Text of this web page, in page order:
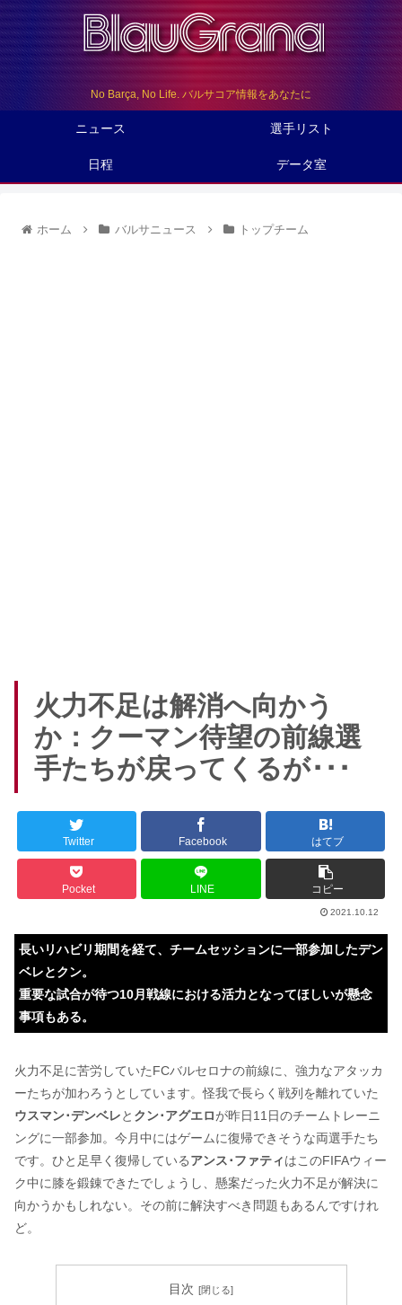
No Barça, No Life. バルサコア情報をあなたに
ニュース 選手リスト
日程 データ室
ホーム バルサニュース トップチーム
火力不足は解消へ向かう
か：クーマン待望の前線選
手たちが戻ってくるが･･･
Twitter Facebook はてブ
Pocket LINE コピー
2021.10.12
長いリハビリ期間を経て、チームセッションに一部参加したデン
ベレとクン。
重要な試合が待つ10月戦線における活力となってほしいが懸念
事項もある。
火力不足に苦労していたFCバルセロナの前線に、強力なアタッカ
ーたちが加わろうとしています。怪我で長らく戦列を離れていた
ウスマン･デンベレと クン･アグエロが昨日11日のチームトレーニ
ングに一部参加。今月中にはゲームに復帰できそうな両選手たち
です。ひと足早く復帰しているアンス･ファティはこのFIFAウィー
ク中に膝を鍛錬できたでしょうし、懸案だった火力不足が解決に
向かうかもしれない。その前に解決すべき問題もあるんですけれ
ど。
目次